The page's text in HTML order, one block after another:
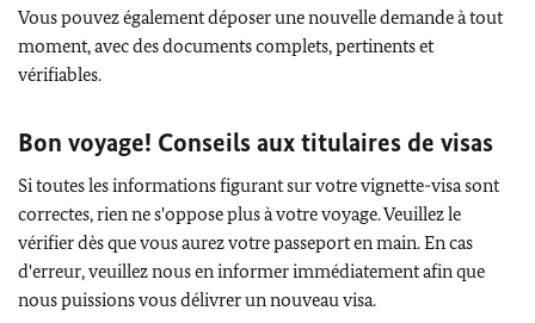
Vous pouvez également déposer une nouvelle demande à tout
moment, avec des documents complets, pertinents et
vérifiables.
Bon voyage! Conseils aux titulaires de visas
Si toutes les informations figurant sur votre vignette-visa sont
correctes, rien ne s'oppose plus à votre voyage. Veuillez le
vérifier dès que vous aurez votre passeport en main. En cas
d'erreur, veuillez nous en informer immédiatement afin que
nous puissions vous délivrer un nouveau visa.